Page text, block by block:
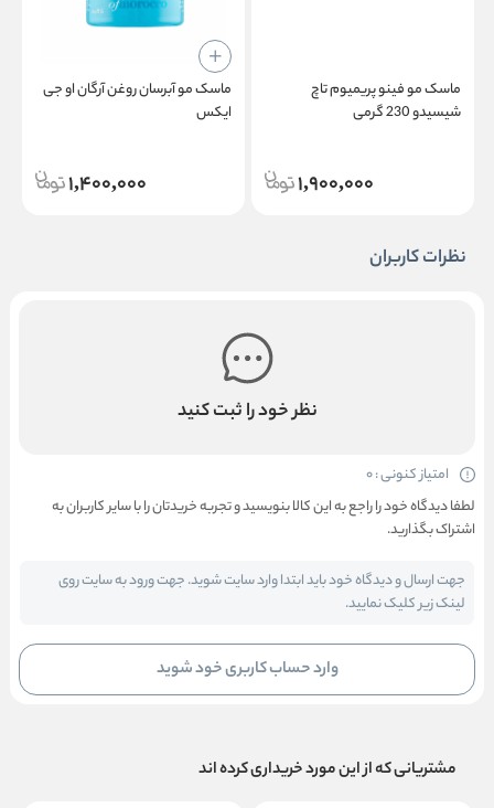
ماسک مو فینو پریمیوم تاچ
شیسیدو 230 گرمی
1,900,000
ماسک مو آبرسان روغن آرگان او جی
ایکس
1,400,000
نظرات کاربران
نظر خود را ثبت کنید
امتیاز کنونی : 0
لطفا دیدگاه خود را راجع به این کالا بنویسید و تجربه خریدتان را با سایر کاربران به
اشتراک بگذارید.
جهت ارسال و دیدگاه خود باید ابتدا وارد سایت شوید. جهت ورود به سایت روی
لینک زیر کلیک نمایید.
وارد حساب کاربری خود شوید
مشتریانی که از این مورد خریداری کرده اند